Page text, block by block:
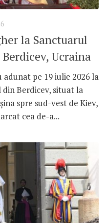
la Sanctuarul
Ucraina
adunat pe 19 iulie 2026 la
Berdicev, situat la
spre sud-vest de Kiev,
cea de-a...